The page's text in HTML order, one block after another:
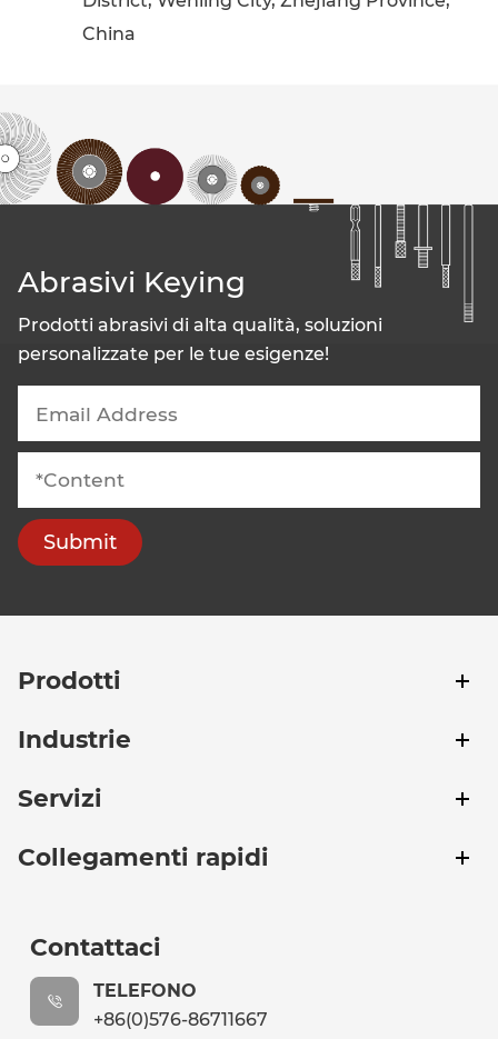
China
Abrasivi Keying
Prodotti abrasivi di alta qualità, soluzioni
personalizzate per le tue esigenze!
Submit
Prodotti
Industrie
Servizi
Collegamenti rapidi
Contattaci
TELEFONO
+86(0)576-86711667